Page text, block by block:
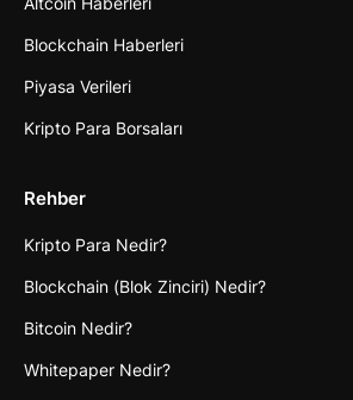
Blockchain Haberleri
Piyasa Verileri
Kripto Para Borsaları
Rehber
Kripto Para Nedir?
Blockchain (Blok Zinciri) Nedir?
Bitcoin Nedir?
Whitepaper Nedir?